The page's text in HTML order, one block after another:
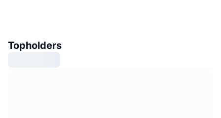
Topholders